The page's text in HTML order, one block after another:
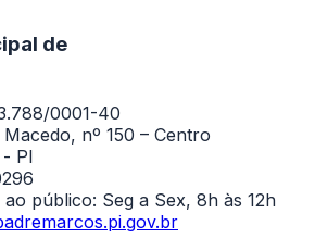
de
0001-40
nº 150 – Centro
PI
público: Seg a Sex, 8h às 12h